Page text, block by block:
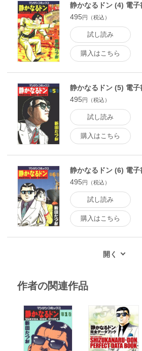
静かなるドン (4) 電子
495円（税込）
試し読み
購入はこちら
静かなるドン (5) 電子
495円（税込）
試し読み
購入はこちら
静かなるドン (6) 電子
495円（税込）
試し読み
購入はこちら
作者の関連作品